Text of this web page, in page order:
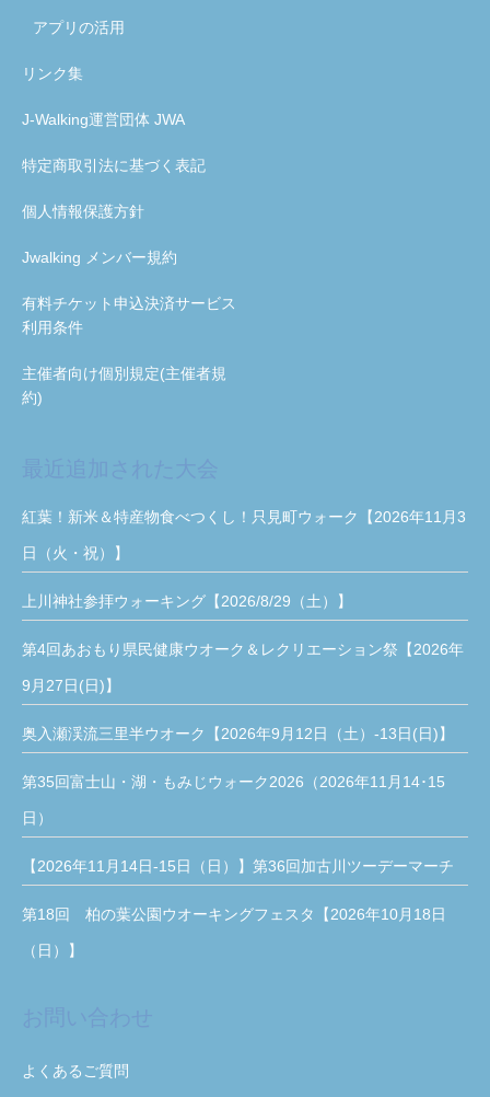
アプリの活用
リンク集
J-Walking運営団体 JWA
特定商取引法に基づく表記
個人情報保護方針
Jwalking メンバー規約
有料チケット申込決済サービス
利用条件
主催者向け個別規定(主催者規
約)
紅葉！新米＆特産物食べつくし！只見町ウォーク【2026年11月3
日（火・祝）】
上川神社参拝ウォーキング【2026/8/29（土）】
第4回あおもり県民健康ウオーク＆レクリエーション祭【2026年
9月27日(日)】
奥入瀬渓流三里半ウオーク【2026年9月12日（土）-13日(日)】
第35回富士山・湖・もみじウォーク2026（2026年11月14･15
日）
【2026年11月14日-15日（日）】第36回加古川ツーデーマーチ
第18回 柏の葉公園ウオーキングフェスタ【2026年10月18日
（日）】
よくあるご質問